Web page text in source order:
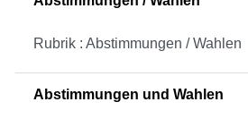
Rubrik : Abstimmungen / Wahlen
Abstimmungen und Wahlen